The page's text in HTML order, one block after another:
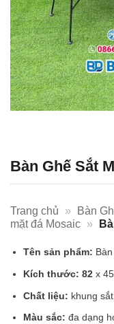
Bàn Ghế Sắt
Trang chủ » Bàn
mặt đá Mosaic »
Tên sản phẩm:
Kích thước: 82x 45
Chất liệu: khung
Màu sắc: đa dạng